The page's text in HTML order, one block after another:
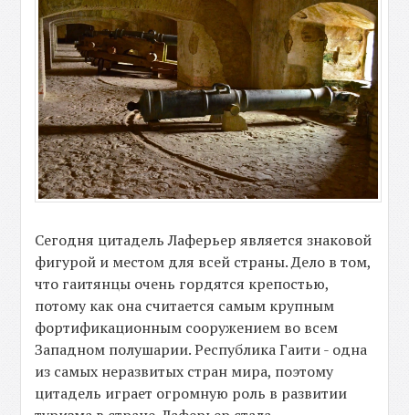
Сегодня цитадель Лаферьер является знаковой
фигурой и местом для всей страны. Дело в том,
что гаитянцы очень гордятся крепостью,
потому как она считается самым крупным
фортификационным сооружением во всем
Западном полушарии. Республика Гаити - одна
из самых неразвитых стран мира, поэтому
цитадель играет огромную роль в развитии